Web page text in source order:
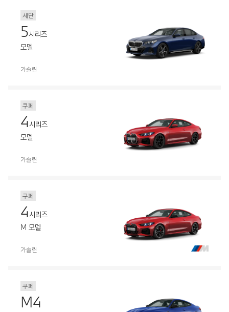
세단
5시리즈
모델
가솔린
쿠페
4시리즈
모델
가솔린
쿠페
4시리즈
M 모델
가솔린
쿠페
M4